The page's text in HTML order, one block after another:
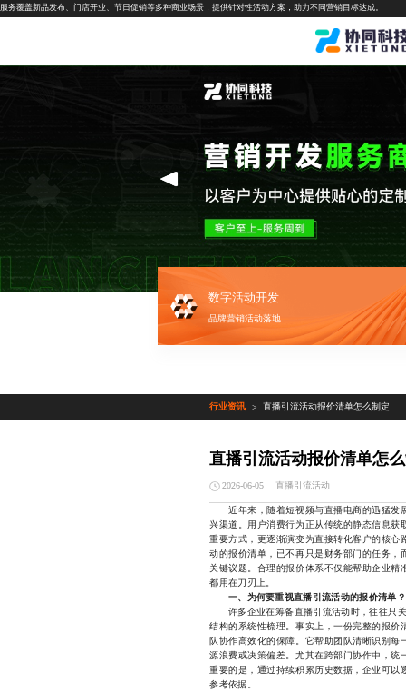
服务覆盖新品发布、门店开业、节日促销等多种商业场景，提供针对性活动方案，助力不同营销目标达成。
数字活动开发
品牌营销活动落地
行业资讯 > 直播引流活动报价清单怎么制定
直播引流活动报价清单怎
2026-06-05 直播引流活动
近年来，随着短视频与直播电商的迅猛发
兴渠道。用户消费行为正从传统的静态信息
重要方式，更逐渐演变为直接转化客户的核
动的报价清单，已不再只是财务部门的任务
关键议题。合理的报价体系不仅能帮助企业
都用在刀刃上。
一、为何要重视直播引流活动的报价清单？
许多企业在筹备直播引流活动时，往往只关
结构的系统性梳理。事实上，一份完整的报
队协作高效化的保障。它帮助团队清晰识别
源浪费或决策偏差。尤其在跨部门协作中，
重要的是，通过持续积累历史数据，企业可
参考依据。